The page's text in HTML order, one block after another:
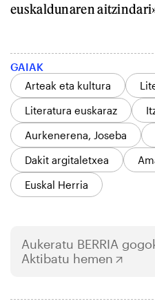
euskaldunaren
GAIAK
Arteak eta kultura
Literatura euskaraz
Aurkenerena, Joseba
Dakit argitaletxea
Euskal Herria
Aukeratu BERRIA
Aktibatu hemen